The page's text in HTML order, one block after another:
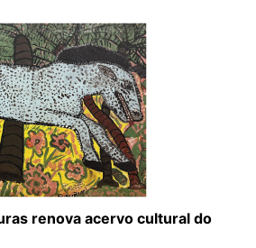
renova acervo cultural do